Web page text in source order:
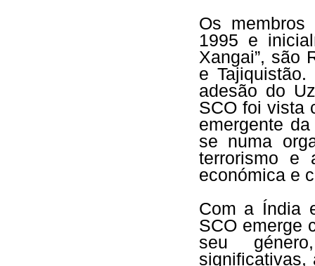
Os
1995 e
Xangai”, são
e
adesão do
SCO foi vista
emergente
se numa
terrorismo e
económica e
Com a Índia
SCO emerge
seu